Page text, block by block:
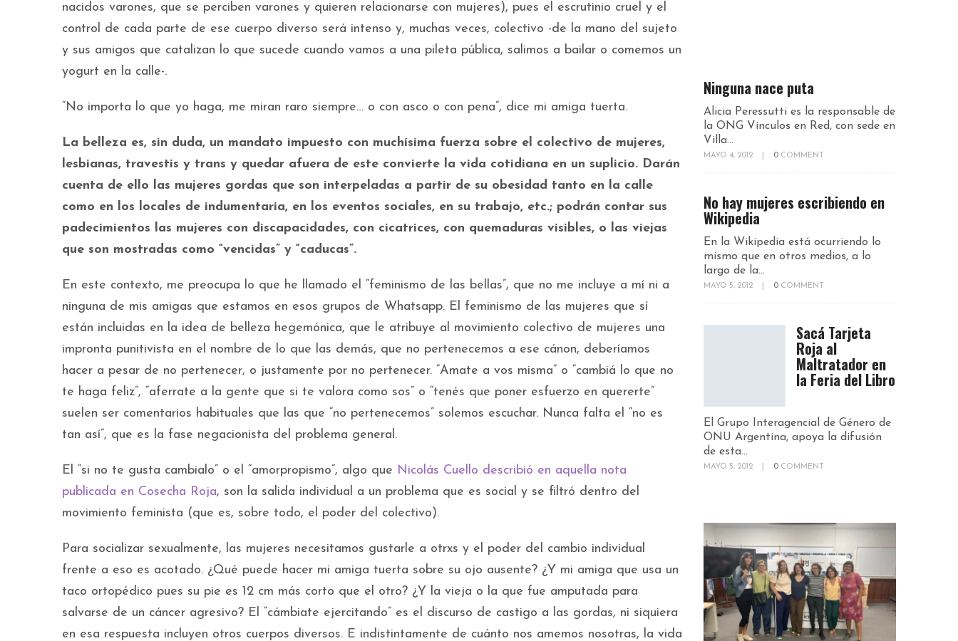
nacidos varones, que se perciben varones y quieren relacionarse con mujeres), pues el escrutinio cruel y el
control de cada parte de ese cuerpo diverso será intenso y, muchas veces, colectivo -de la mano del sujeto
y sus amigos que catalizan lo que sucede cuando vamos a una pileta pública, salimos a bailar o comemos un
yogurt en la calle-.
“No importa lo que yo haga, me miran raro siempre… o con asco o con pena”, dice mi amiga tuerta.
La belleza es, sin duda, un mandato impuesto con muchísima fuerza sobre el colectivo de mujeres,
lesbianas, travestis y trans y quedar afuera de este convierte la vida cotidiana en un suplicio. Darán
cuenta de ello las mujeres gordas que son interpeladas a partir de su obesidad tanto en la calle
como en los locales de indumentaria, en los eventos sociales, en su trabajo, etc.; podrán contar sus
padecimientos las mujeres con discapacidades, con cicatrices, con quemaduras visibles, o las viejas
que son mostradas como “vencidas” y “caducas”.
En este contexto, me preocupa lo que he llamado el “feminismo de las bellas”, que no me incluye a mí ni a
ninguna de mis amigas que estamos en esos grupos de Whatsapp. El feminismo de las mujeres que sí
están incluidas en la idea de belleza hegemónica, que le atribuye al movimiento colectivo de mujeres una
impronta punitivista en el nombre de lo que las demás, que no pertenecemos a ese cánon, deberíamos
hacer a pesar de no pertenecer, o justamente por no pertenecer. “Amate a vos misma” o “cambiá lo que no
te haga feliz”, “aferrate a la gente que si te valora como sos” o “tenés que poner esfuerzo en quererte”
suelen ser comentarios habituales que las que “no pertenecemos” solemos escuchar. Nunca falta el “no es
tan así”, que es la fase negacionista del problema general.
El “si no te gusta cambialo” o el “amorpropismo”, algo que Nicolás Cuello describió en aquella nota
publicada en Cosecha Roja, son la salida individual a un problema que es social y se filtró dentro del
movimiento feminista (que es, sobre todo, el poder del colectivo).
Para socializar sexualmente, las mujeres necesitamos gustarle a otrxs y el poder del cambio individual
frente a eso es acotado. ¿Qué puede hacer mi amiga tuerta sobre su ojo ausente? ¿Y mi amiga que usa un
taco ortopédico pues su pie es 12 cm más corto que el otro? ¿Y la vieja o la que fue amputada para
salvarse de un cáncer agresivo? El “cámbiate ejercitando” es el discurso de castigo a las gordas, ni siquiera
en esa respuesta incluyen otros cuerpos diversos. E indistintamente de cuánto nos amemos nosotras, la vida
Ninguna nace puta
Alicia Peressutti es la responsable de
la ONG Vínculos en Red, con sede en
Villa...
MAYO 4, 2012 0 COMMENT
No hay mujeres escribiendo en
Wikipedia
En la Wikipedia está ocurriendo lo
mismo que en otros medios, a lo
largo de la...
MAYO 5, 2012 0 COMMENT
Sacá Tarjeta
Roja al
Maltratador en
la Feria del Libro
El Grupo Interagencial de Género de
ONU Argentina, apoya la difusión
de esta...
MAYO 5, 2012 0 COMMENT